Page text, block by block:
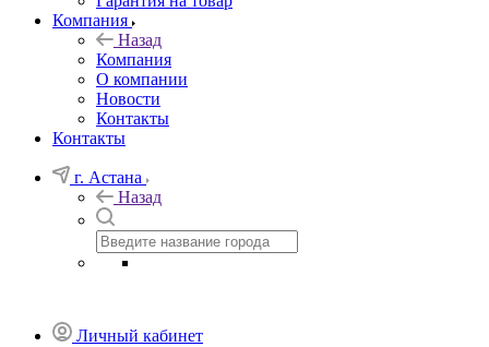
Компания
Назад
Компания
О компании
Новости
Контакты
Контакты
г. Астана
Назад
Личный кабинет